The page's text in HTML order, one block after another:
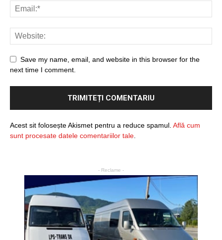
Save my name, email, and website in this browser for the
next time I comment.
Acest sit folosește Akismet pentru a reduce spamul. Află cum
sunt procesate datele comentariilor tale
- Reclame -